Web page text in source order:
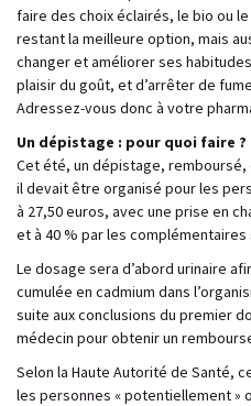
faire des choix éclairés, le bio ou
restant la meilleure option, mais
changer et améliorer ses
plaisir du goût, et d’arrêter de
Adressez-vous donc à votre
Un dépistage : pour quoi faire ?
Cet été, un dépistage, remboursé,
il devait être organisé pour les
à 27,50 euros, avec une prise en
et à 40 % par les complémentaires
Le dosage sera d’abord urinaire
cumulée en cadmium dans
suite aux conclusions du premier
médecin pour obtenir un
Selon la Haute Autorité de Santé,
les personnes « potentiellement »